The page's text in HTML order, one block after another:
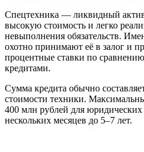
Спецтехника — ликвидный
высокую стоимость и легко
невыполнения обязательств.
охотно принимают её в залог и
процентные ставки по
кредитами.
Сумма кредита обычно
стоимости техники.
400 млн рублей для
нескольких месяцев до 5–7 лет.